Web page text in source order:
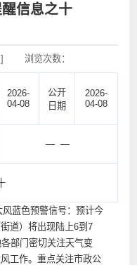
信息之十
浏览次数：
2026-
04-08
公开
日期
2026-
04-08
— —
蓝色预警信号：预计今
道）将出现陆上6到7
部门密切关注天气变
工作。重点关注市政公